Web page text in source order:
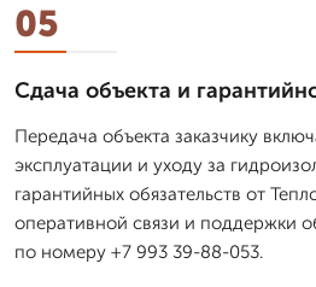
05
Сдача объекта и
Передача объекта заказчику
эксплуатации и уходу за
гарантийных обязательств от
оперативной связи и поддержки
по номеру +7 993 39-88-053.